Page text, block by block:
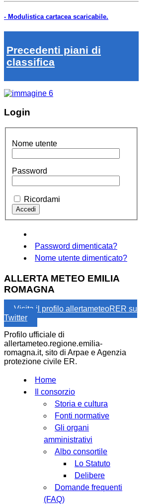
- Modulistica cartacea scaricabile.
Precedenti piani di
classifica
Login
Nome utente
Password
Ricordami
Password dimenticata?
Nome utente dimenticato?
ALLERTA METEO EMILIA
ROMAGNA
Visita il profilo allertameteoRER su
Twitter
Profilo ufficiale di
allertameteo.regione.emilia-
romagna.it, sito di Arpae e Agenzia
protezione civile ER.
Home
Il consorzio
Storia e cultura
Fonti normative
Gli organi
amministrativi
Albo consortile
Lo Statuto
Delibere
Domande frequenti
(FAQ)